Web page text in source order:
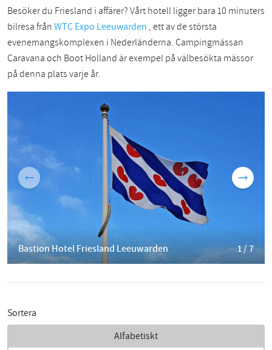
Besöker du Friesland i affärer? Vårt hotell ligger bara 10 minuters
bilresa frånWTC Expo Leeuwarden , ett av de största
evenemangskomplexen i Nederländerna. Campingmässan
Caravana och Boot Holland är exempel på välbesökta mässor
på denna plats varje år.
Bastion Hotel Friesland Leeuwarden 1 / 7
Sortera
Alfabetiskt